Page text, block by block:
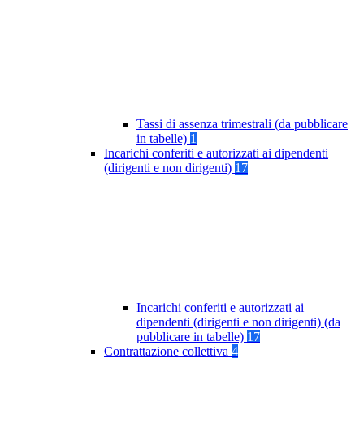
Tassi di assenza trimestrali (da pubblicare
in tabelle) 1
Incarichi conferiti e autorizzati ai dipendenti
(dirigenti e non dirigenti) 17
Incarichi conferiti e autorizzati ai
dipendenti (dirigenti e non dirigenti) (da
pubblicare in tabelle) 17
Contrattazione collettiva 4